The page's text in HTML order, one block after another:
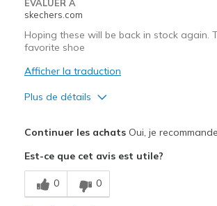
EVALUER À
skechers.com
Hoping these will be back in stock again.
favorite shoe
Afficher la traduction
Plus de détails
Breathe Well
Comfortable
Continuer les achatsOui, je
Est-ce que cet avis est utile?
0 0